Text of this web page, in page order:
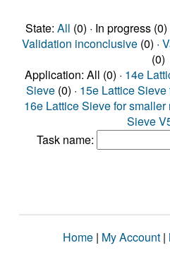
State: All (0) · In progress (0)
Validation inconclusive(0) ·
(0)
Application: All (0) · 14e
Sieve (0) · 15e Lattice
16e Lattice Sieve for smaller
Sieve
Task name:
Home | My Account |